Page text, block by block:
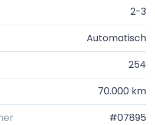
2-3
Automatisch
254
70.000 km
#07895